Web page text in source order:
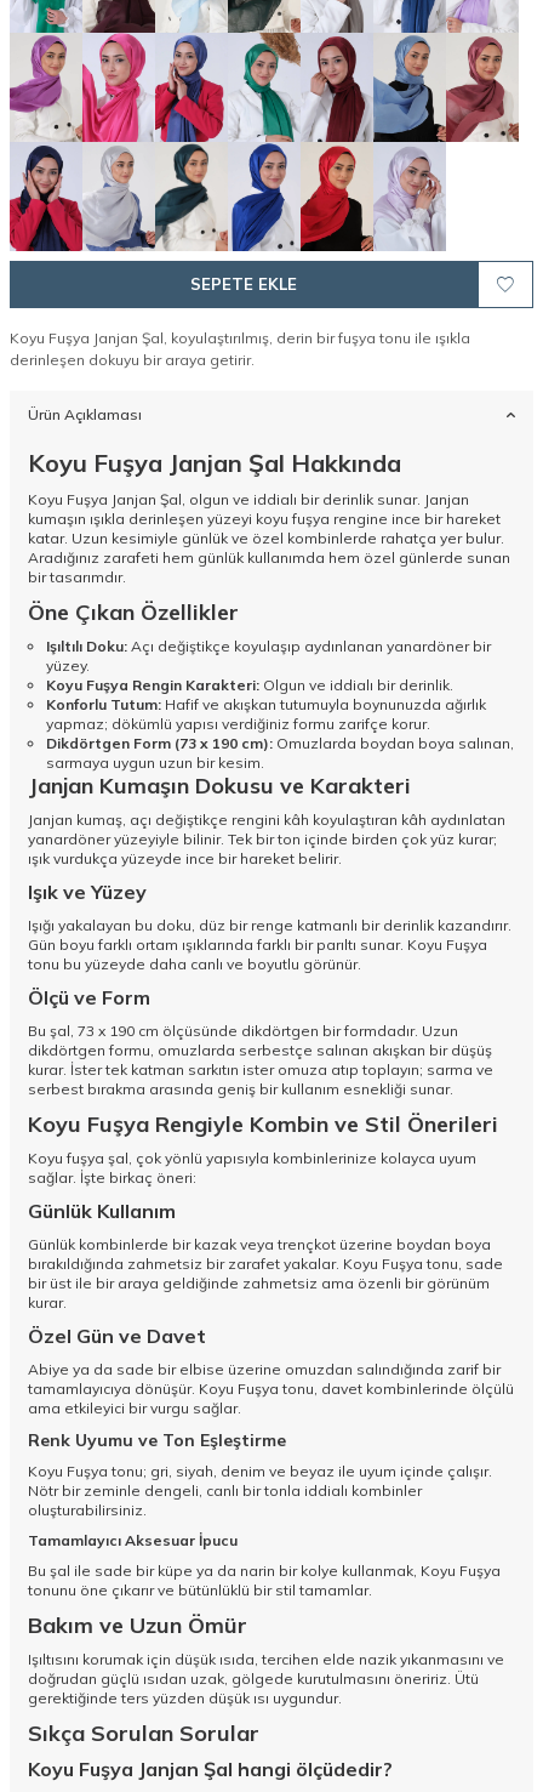
SEPETE EKLE
Koyu Fuşya Janjan Şal, koyulaştırılmış, derin bir fuşya tonu ile ışıkla
derinleşen dokuyu bir araya getirir.
Ürün Açıklaması
Koyu Fuşya Janjan Şal Hakkında
Koyu Fuşya Janjan Şal, olgun ve iddialı bir derinlik sunar. Janjan
kumaşın ışıkla derinleşen yüzeyi koyu fuşya rengine ince bir hareket
katar. Uzun kesimiyle günlük ve özel kombinlerde rahatça yer bulur.
Aradığınız zarafeti hem günlük kullanımda hem özel günlerde sunan
bir tasarımdır.
Öne Çıkan Özellikler
Işıltılı Doku: Açı değiştikçe koyulaşıp aydınlanan yanardöner bir
yüzey.
Koyu Fuşya Rengin Karakteri: Olgun ve iddialı bir derinlik.
Konforlu Tutum: Hafif ve akışkan tutumuyla boynunuzda ağırlık
yapmaz; dökümlü yapısı verdiğiniz formu zarifçe korur.
Dikdörtgen Form (73 x 190 cm): Omuzlarda boydan boya salınan,
sarmaya uygun uzun bir kesim.
Janjan Kumaşın Dokusu ve Karakteri
Janjan kumaş, açı değiştikçe rengini kâh koyulaştıran kâh aydınlatan
yanardöner yüzeyiyle bilinir. Tek bir ton içinde birden çok yüz kurar;
ışık vurdukça yüzeyde ince bir hareket belirir.
Işık ve Yüzey
Işığı yakalayan bu doku, düz bir renge katmanlı bir derinlik kazandırır.
Gün boyu farklı ortam ışıklarında farklı bir parıltı sunar. Koyu Fuşya
tonu bu yüzeyde daha canlı ve boyutlu görünür.
Ölçü ve Form
Bu şal, 73 x 190 cm ölçüsünde dikdörtgen bir formdadır. Uzun
dikdörtgen formu, omuzlarda serbestçe salınan akışkan bir düşüş
kurar. İster tek katman sarkıtın ister omuza atıp toplayın; sarma ve
serbest bırakma arasında geniş bir kullanım esnekliği sunar.
Koyu Fuşya Rengiyle Kombin ve Stil Önerileri
Koyu fuşya şal, çok yönlü yapısıyla kombinlerinize kolayca uyum
sağlar. İşte birkaç öneri:
Günlük Kullanım
Günlük kombinlerde bir kazak veya trençkot üzerine boydan boya
bırakıldığında zahmetsiz bir zarafet yakalar. Koyu Fuşya tonu, sade
bir üst ile bir araya geldiğinde zahmetsiz ama özenli bir görünüm
kurar.
Özel Gün ve Davet
Abiye ya da sade bir elbise üzerine omuzdan salındığında zarif bir
tamamlayıcıya dönüşür. Koyu Fuşya tonu, davet kombinlerinde ölçülü
ama etkileyici bir vurgu sağlar.
Renk Uyumu ve Ton Eşleştirme
Koyu Fuşya tonu; gri, siyah, denim ve beyaz ile uyum içinde çalışır.
Nötr bir zeminle dengeli, canlı bir tonla iddialı kombinler
oluşturabilirsiniz.
Tamamlayıcı Aksesuar İpucu
Bu şal ile sade bir küpe ya da narin bir kolye kullanmak, Koyu Fuşya
tonunu öne çıkarır ve bütünlüklü bir stil tamamlar.
Bakım ve Uzun Ömür
Işıltısını korumak için düşük ısıda, tercihen elde nazik yıkanmasını ve
doğrudan güçlü ısıdan uzak, gölgede kurutulmasını öneririz. Ütü
gerektiğinde ters yüzden düşük ısı uygundur.
Sıkça Sorulan Sorular
Koyu Fuşya Janjan Şal hangi ölçüdedir?